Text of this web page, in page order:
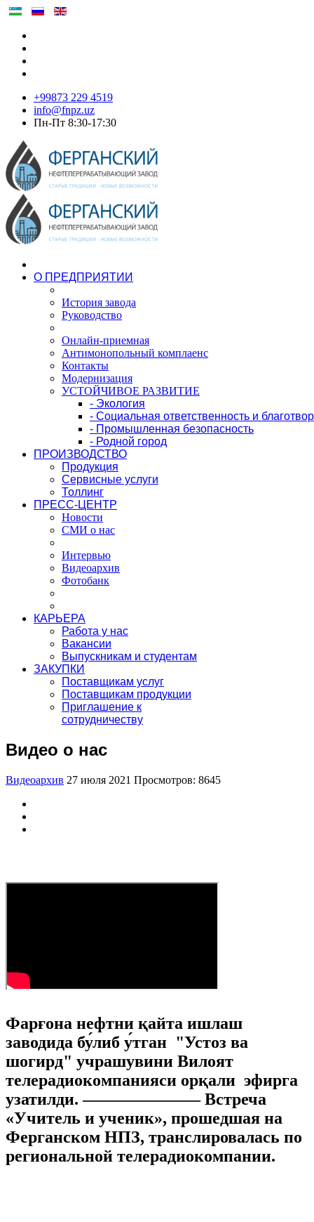
+99873 229 4519
info@fnpz.uz
Пн-Пт 8:30-17:30
О ПРЕДПРИЯТИИ
История завода
Руководство
Онлайн-приемная
Антимонопольный комплаенс
Контакты
Модернизация
УСТОЙЧИВОЕ РАЗВИТИЕ
- Экология
- Социальная ответственность и
- Промышленная безопасность
- Родной город
ПРОИЗВОДСТВО
Продукция
Сервисные услуги
Толлинг
ПРЕСС-ЦЕНТР
Новости
СМИ о нас
Интервью
Видеоархив
Фотобанк
КАРЬЕРА
Работа у нас
Вакансии
Выпускникам и студентам
ЗАКУПКИ
Поставщикам услуг
Поставщикам продукции
Приглашение к
сотрудничеству
Видео о нас
Видеоархив 27 июля 2021 Просмотров: 8645
Фарғона нефтни қайта ишлаш
заводида бу́либ у́тган "Устоз ва
шогирд" учрашувини Вилоят
телерадиокомпанияси орқали эфирга
узатилди. ——————— Встреча
«Учитель и ученик», прошедшая на
Ферганском НПЗ, транслировалась по
региональной телерадиокомпании.